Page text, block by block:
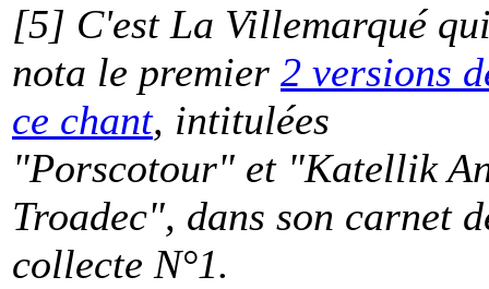
[5] C'est La Villemarqué
nota le premier 2 versions
ce chant, intitulées
"Porscotour" et "Katellik
Troadec", dans son carnet
collecte N°1.